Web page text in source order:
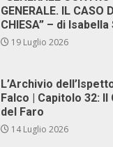
GENERALE. IL CASO
CHIESA” – di
19 Luglio 2026
L’Archivio
Falco | Capitolo 32: Il
del Faro
14 Luglio 2026